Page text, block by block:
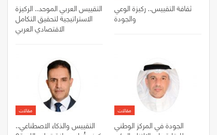
التقييس العربي الموحد.. الركيزة
الاستراتيجية لتحقيق التكامل
الاقتصادي العربي
ثقافة التقييس.. ركيزة الوعي
والجودة
مقالات
التقييس والذكاء الاصطناعي..
مقالات
الجودة في المركز الوطني